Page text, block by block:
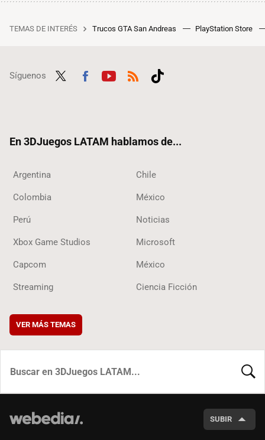
TEMAS DE INTERÉS Trucos GTA San Andreas PlayStation Store
Síguenos
En 3DJuegos LATAM hablamos de...
Argentina Chile
Colombia México
Perú Noticias
Xbox Game Studios Microsoft
Capcom México
Streaming Ciencia Ficción
VER MÁS TEMAS
SUBIR